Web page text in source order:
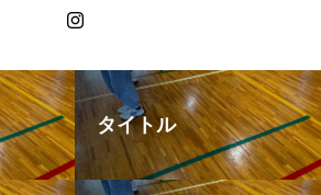
タイトル